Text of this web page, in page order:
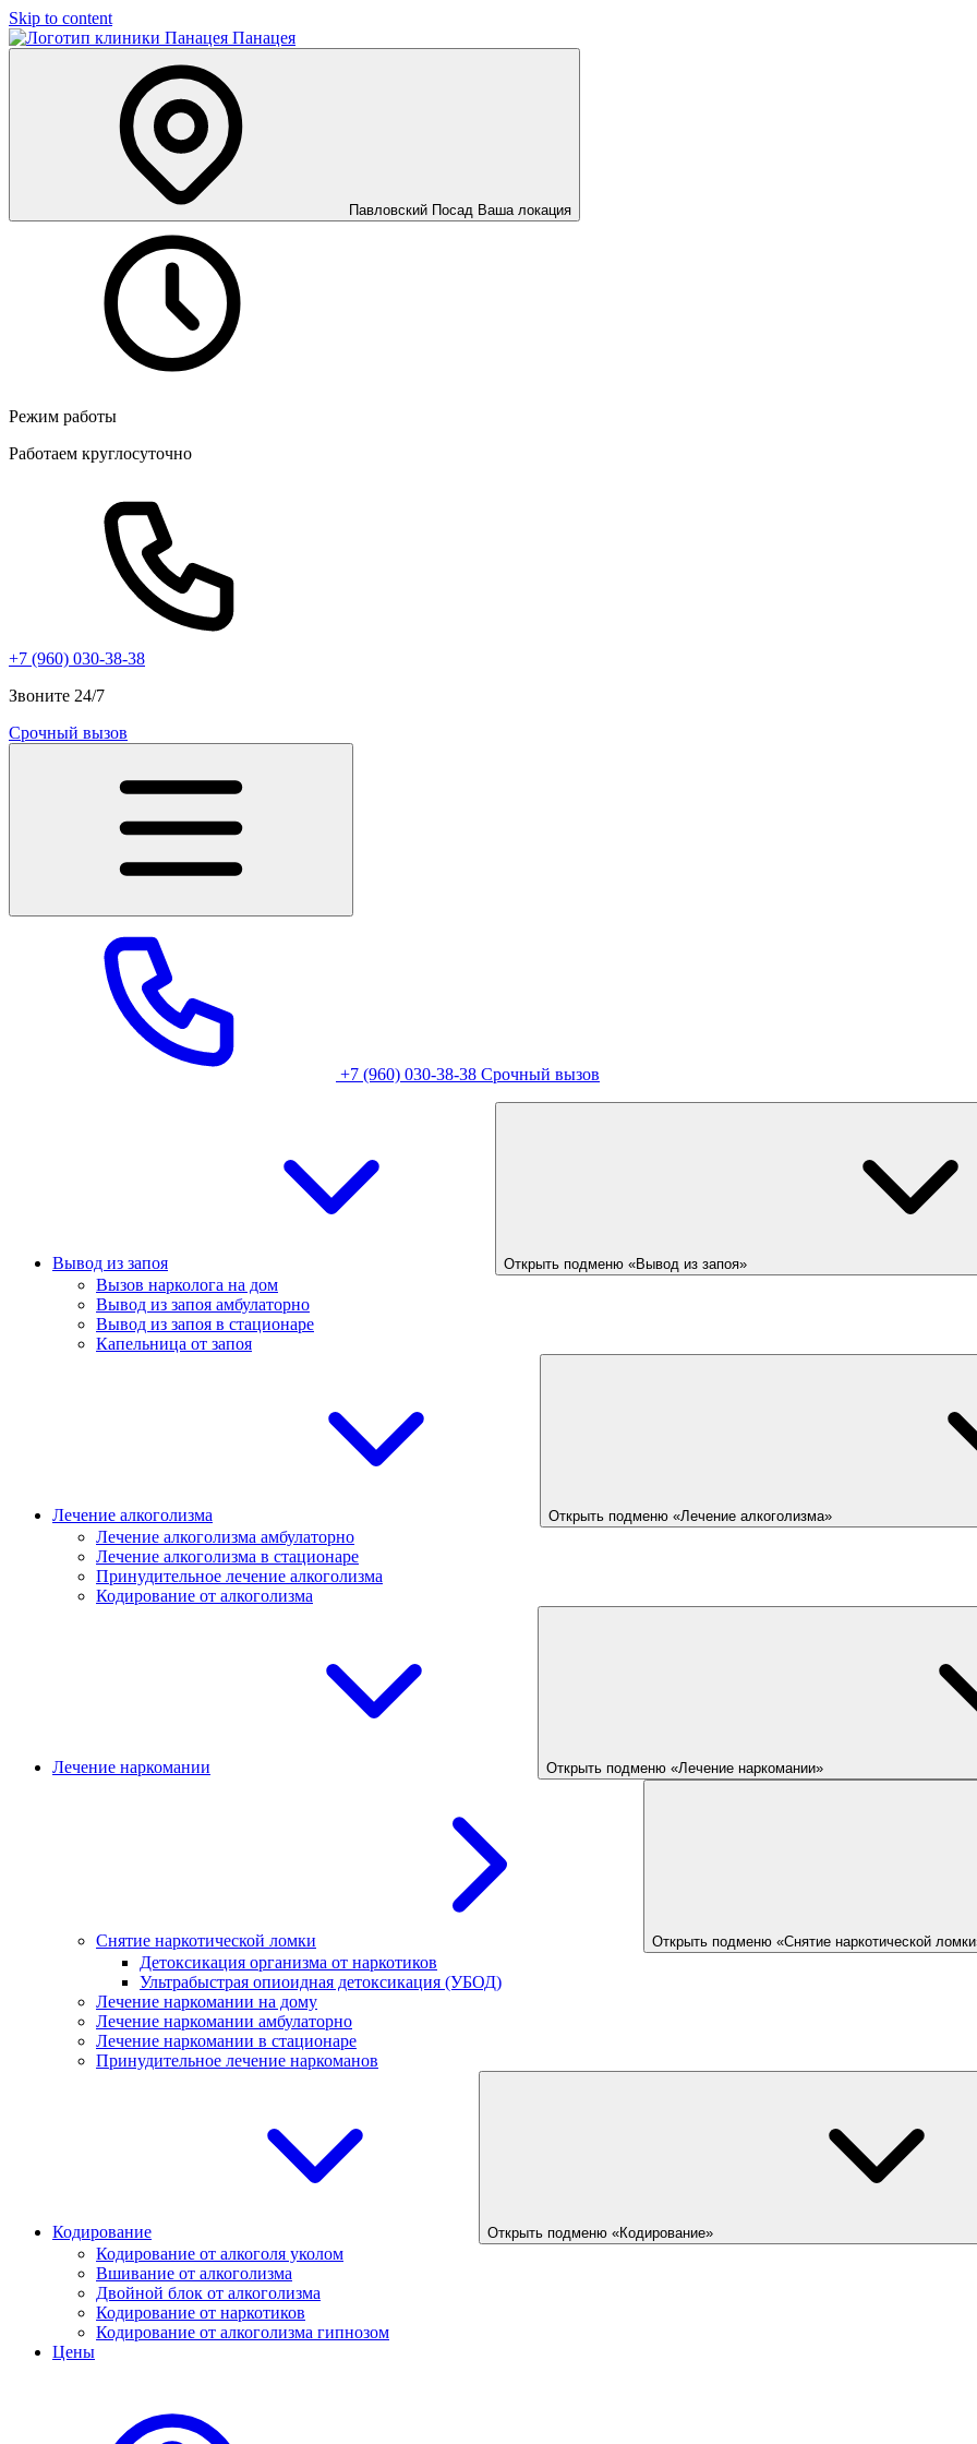
Skip to content
Панацея
Павловский Посад Ваша локация
Режим работы
Работаем круглосуточно
+7 (960) 030-38-38
Звоните 24/7
Срочный вызов
+7 (960) 030-38-38 Срочный вызов
Вывод из запоя Открыть подменю «Вывод из запоя»
Вызов нарколога на дом
Вывод из запоя амбулаторно
Вывод из запоя в стационаре
Капельница от запоя
Лечение алкоголизма Открыть подменю «Лечение алкоголизма»
Лечение алкоголизма амбулаторно
Лечение алкоголизма в стационаре
Принудительное лечение алкоголизма
Кодирование от алкоголизма
Лечение наркомании Открыть подменю «Лечение наркомании»
Снятие наркотической ломки Открыть подменю «Снятие наркотической
Детоксикация организма от наркотиков
Ультрабыстрая опиоидная детоксикация (УБОД)
Лечение наркомании на дому
Лечение наркомании амбулаторно
Лечение наркомании в стационаре
Принудительное лечение наркоманов
Кодирование Открыть подменю «Кодирование»
Кодирование от алкоголя уколом
Вшивание от алкоголизма
Двойной блок от алкоголизма
Кодирование от наркотиков
Кодирование от алкоголизма гипнозом
Цены